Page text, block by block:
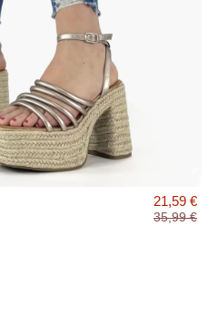
21,59 €
35,99 €